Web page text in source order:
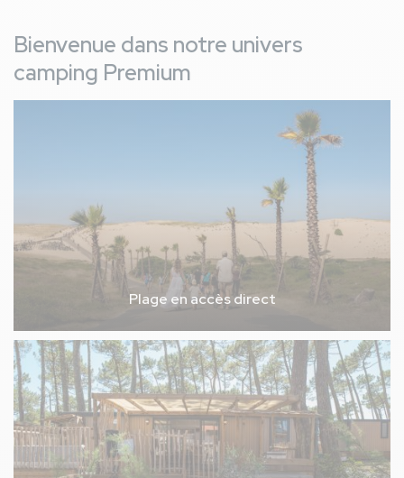
Bienvenue dans notre univers
camping Premium
Plage en accès direct